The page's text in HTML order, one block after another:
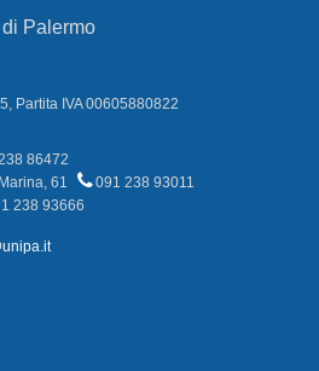
Palermo
Partita IVA 00605880822
86472
61
091 238 93011
238 93666